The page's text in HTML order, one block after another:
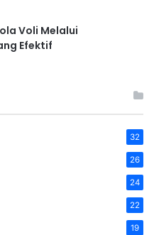
Voli Melalui
Efektif
32
26
24
22
19